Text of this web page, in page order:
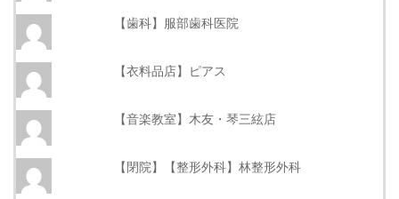
【歯科】服部歯科医院
【衣料品店】ピアス
【音楽教室】木友・琴三絃店
【閉院】【整形外科】林整形外科